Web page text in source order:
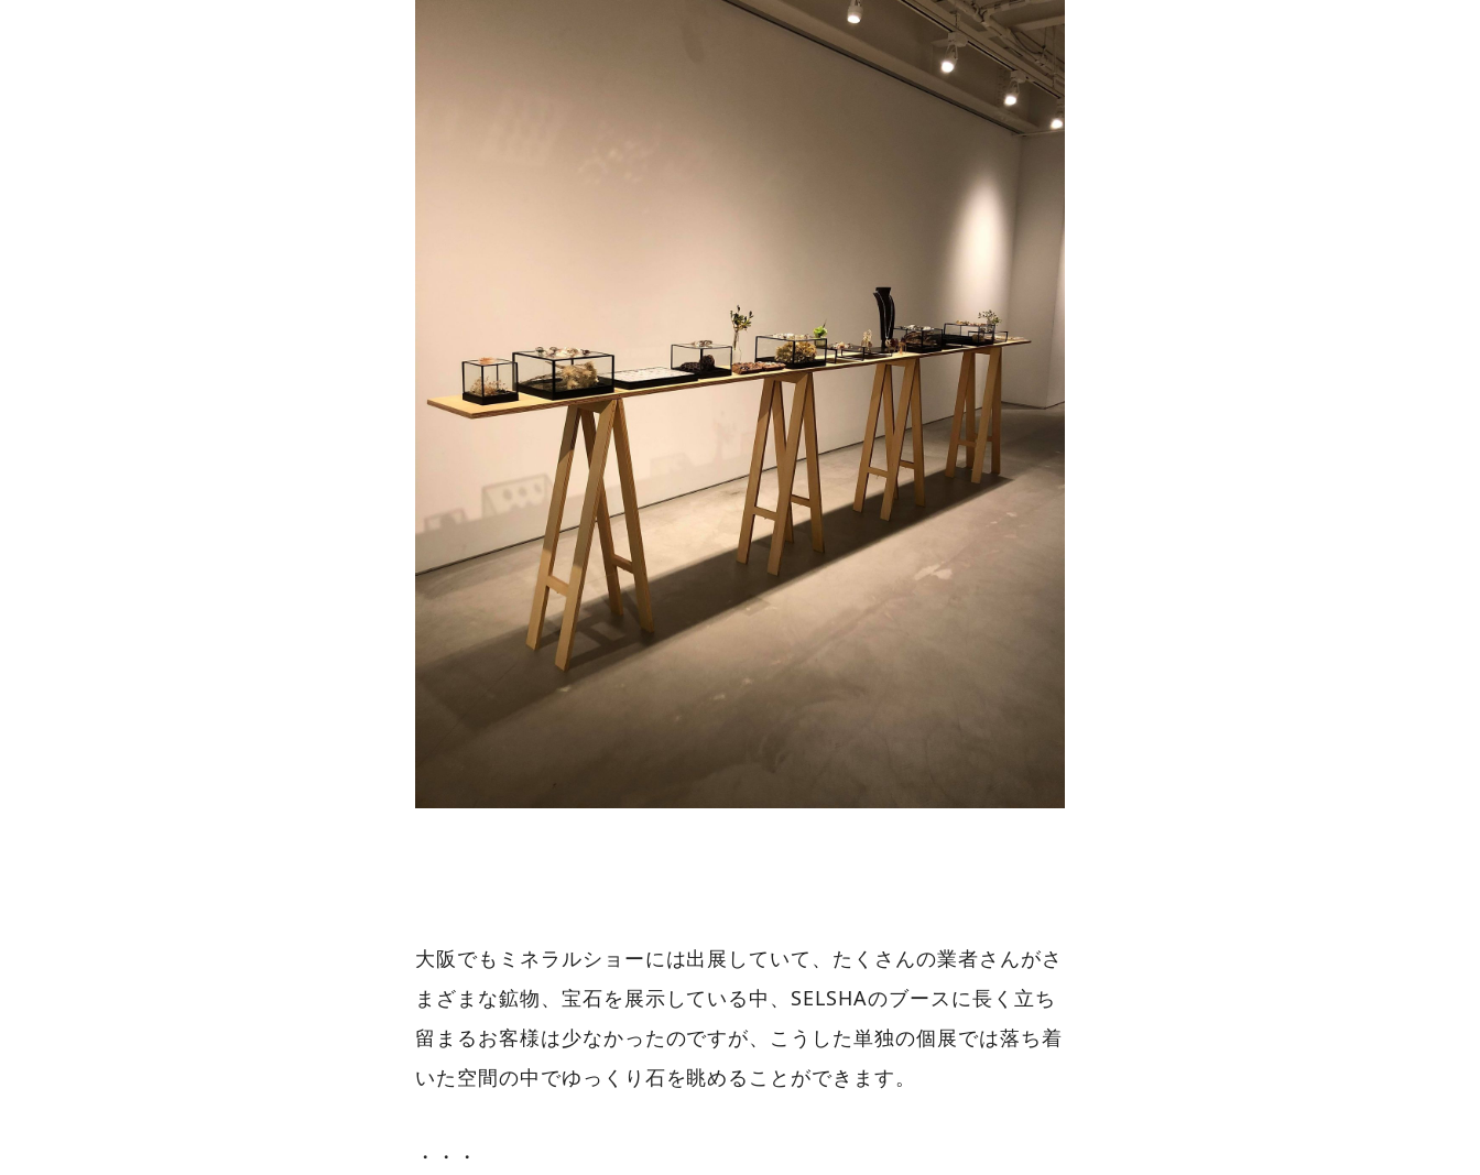
大阪でもミネラルショーには出展していて、たくさんの業者さんがさ
まざまな鉱物、宝石を展示している中、SELSHAのブースに長く立ち
留まるお客様は少なかったのですが、こうした単独の個展では落ち着
いた空間の中でゆっくり石を眺めることができます。
・・・